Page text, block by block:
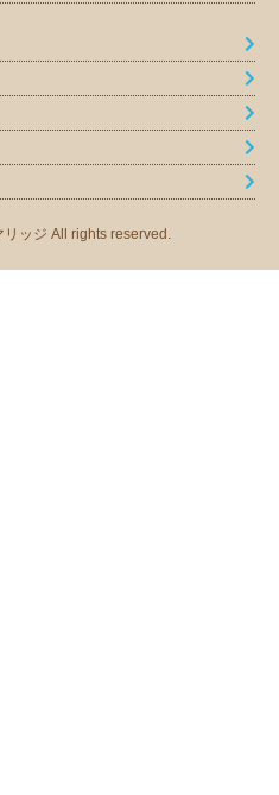
ッジ All rights reserved.